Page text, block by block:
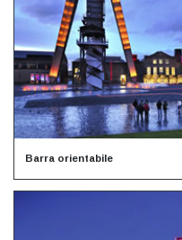
Barra orientabile